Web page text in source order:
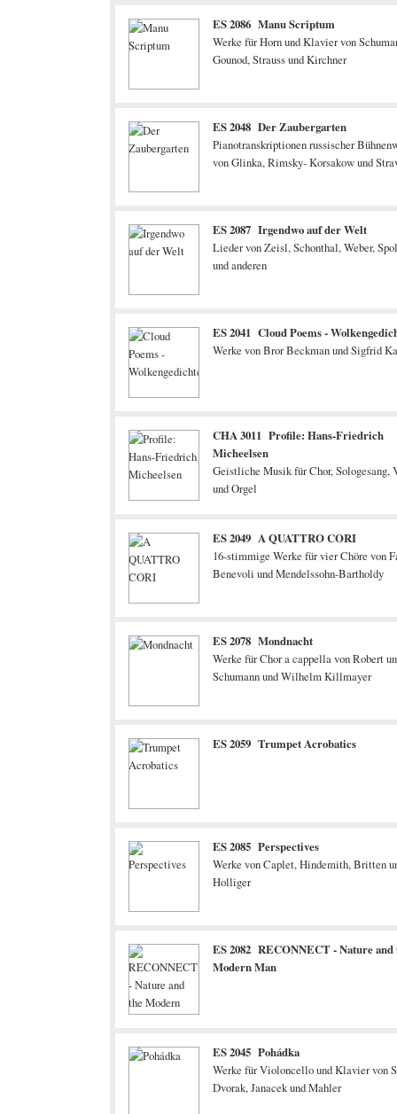
ES 2086 Manu Scriptum
Werke für Horn und Klavier von
Gounod, Strauss und Kirchner
ES 2048 Der Zaubergarten
Pianotranskriptionen russischer
von Glinka, Rimsky- Korsakow und
ES 2087 Irgendwo auf der Welt
Lieder von Zeisl, Schonthal, Weber,
und anderen
ES 2041 Cloud Poems -
Werke von Bror Beckman und Sigfrid
CHA 3011 Profile: Hans-Friedrich
Micheelsen
Geistliche Musik für Chor, Sologesang,
und Orgel
ES 2049 A QUATTRO CORI
16-stimmige Werke für vier Chöre von
Benevoli und Mendelssohn-Bartholdy
ES 2078 Mondnacht
Werke für Chor a cappella von Robert
Schumann und Wilhelm Killmayer
ES 2059 Trumpet Acrobatics
ES 2085 Perspectives
Werke von Caplet, Hindemith, Britten
Holliger
ES 2082 RECONNECT - Nature and
Modern Man
ES 2045 Pohádka
Werke für Violoncello und Klavier von
Dvorak, Janacek und Mahler